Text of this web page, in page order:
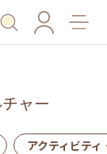
ャー
アクティビティ